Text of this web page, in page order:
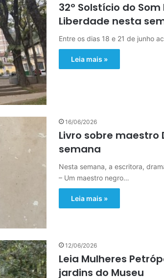
32º Solstício do
Liberdade nesta
Entre os dias 18 e 21 de junho
Leia mais »
16/06/2026
Livro sobre
semana
Nesta semana, a escritora,
– Um maestro negro…
Leia mais »
12/06/2026
Leia Mulheres
jardins do Museu